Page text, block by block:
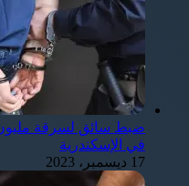
في الإسكندرية
17 ديسمبر، 2023